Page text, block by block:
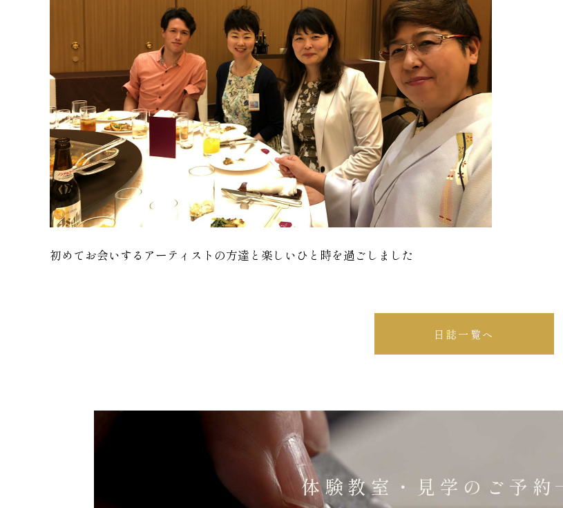
初めてお会いするアーティストの方達と楽しいひと時を過ごしました
日誌一覧へ
体験教室・見学のご予約